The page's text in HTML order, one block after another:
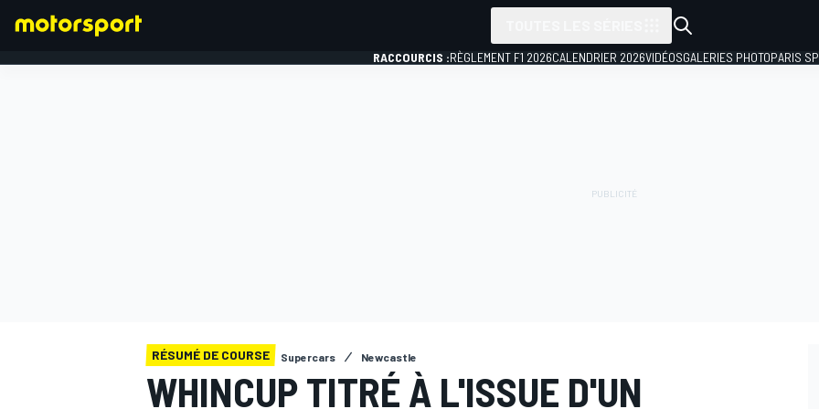
RACCOURCIS :RÈGLEMENT F1 2026CALENDRIER 2026VIDÉOSGALERIES PHOTOPARIS
RÉSUMÉ DE COURSE Supercars Newcastle
WHINCUP TITRÉ À L'ISSUE D'UN